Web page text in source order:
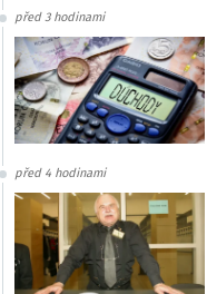
před 3 hodinami
před 4 hodinami